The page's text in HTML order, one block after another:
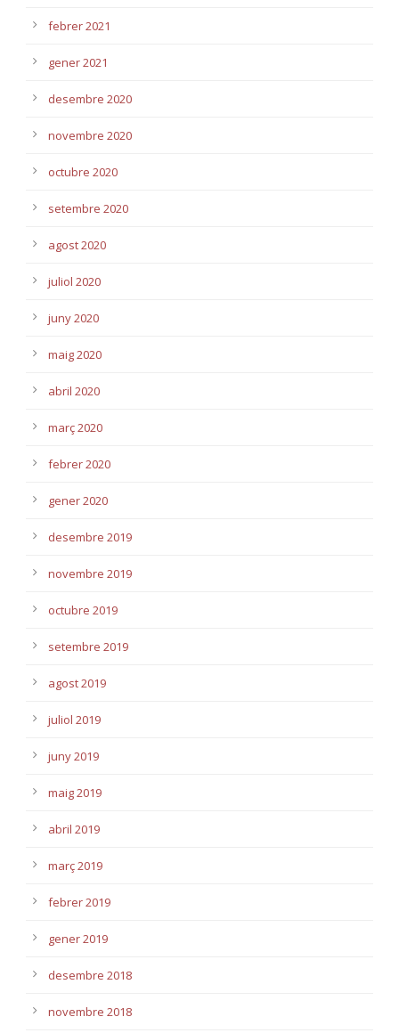
febrer 2021
gener 2021
desembre 2020
novembre 2020
octubre 2020
setembre 2020
agost 2020
juliol 2020
juny 2020
maig 2020
abril 2020
març 2020
febrer 2020
gener 2020
desembre 2019
novembre 2019
octubre 2019
setembre 2019
agost 2019
juliol 2019
juny 2019
maig 2019
abril 2019
març 2019
febrer 2019
gener 2019
desembre 2018
novembre 2018